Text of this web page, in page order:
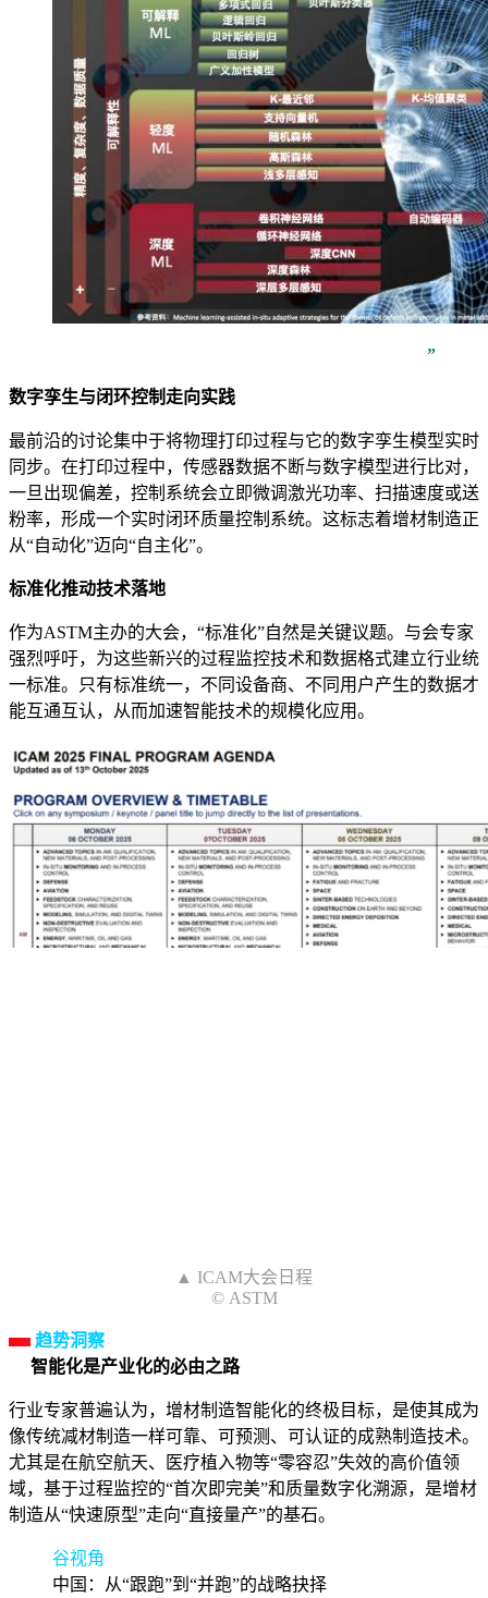
”
数字孪生与闭环控制走向实践
最前沿的讨论集中于将物理打印过程与它的数字孪生模型实时
同步。在打印过程中，传感器数据不断与数字模型进行比对，
一旦出现偏差，控制系统会立即微调激光功率、扫描速度或送
粉率，形成一个实时闭环质量控制系统。这标志着增材制造正
从“自动化”迈向“自主化”。
标准化推动技术落地
作为ASTM主办的大会，“标准化”自然是关键议题。与会专家
强烈呼吁，为这些新兴的过程监控技术和数据格式建立行业统
一标准。只有标准统一，不同设备商、不同用户产生的数据才
能互通互认，从而加速智能技术的规模化应用。
▲ ICAM大会日程
© ASTM
趋势洞察
智能化是产业化的必由之路
行业专家普遍认为，增材制造智能化的终极目标，是使其成为
像传统减材制造一样可靠、可预测、可认证的成熟制造技术。
尤其是在航空航天、医疗植入物等“零容忍”失效的高价值领
域，基于过程监控的“首次即完美”和质量数字化溯源，是增材
制造从“快速原型”走向“直接量产”的基石。
谷视角
中国：从“跟跑”到“并跑”的战略抉择